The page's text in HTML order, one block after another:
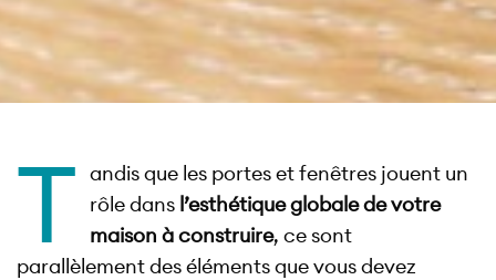
T andis que les portes et fenêtres jouent un
rôle dans l’esthétique globale de votre
maison à construire, ce sont
parallèlement des éléments que vous devez